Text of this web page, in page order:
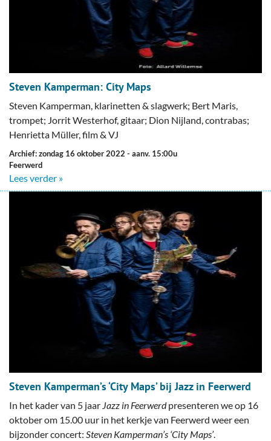
Steven Kamperman: City Maps
Steven Kamperman, klarinetten & slagwerk; Bert Maris,
trompet; Jorrit Westerhof, gitaar; Dion Nijland, contrabas;
Henrietta Müller, film & VJ
Archief: zondag 16 oktober 2022 - aanv. 15:00u
Feerwerd
Lees verder »
Steven Kamperman’s ‘City Maps’ bij Jazz in Feerwerd
In het kader van 5 jaar Jazz in Feerwerdpresenteren we op 16
oktober om 15.00 uur in het kerkje van Feerwerd weer een
bijzonder concert: Steven Kamperman’s ‘City Maps’.